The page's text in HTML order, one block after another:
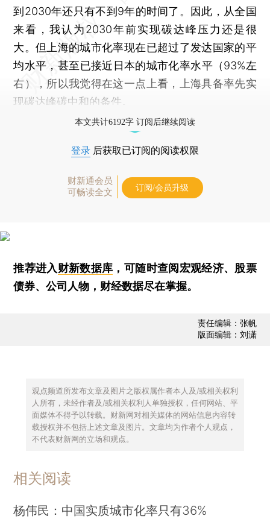
到2030年还只有不到9年的时间了。因此，从全国
来看，我认为2030年前实现碳达峰压力还是很
大。但上海的城市化率现在已超过了发达国家的平
均水平，甚至已接近日本的城市化率水平（93%左
右），所以我觉得在这一点上看，上海具备率先实
现碳达峰碳中和的条件。
本文共计6192字 订阅后继续阅读
登录 后获取已订阅的阅读权限
财新通会员
可畅读全文
订阅/会员升级
推荐进入财新数据库 ，可随时查阅宏观经济、股票
债券、公司人物，财经数据尽在掌握。
责任编辑：张帆
版面编辑：刘潇
观点频道所发布文章及图片之版权属作者本人及/或相关权利
人所有，未经作者及/或相关权利人单独授权，任何网站、平
面媒体不得予以转载。财新网对相关媒体的网站信息内容转
载授权并不包括上述文章及图片。文章均为作者个人观点，
不代表财新网的立场和观点。
相关阅读
杨伟民：中国实质城市化率只有36%